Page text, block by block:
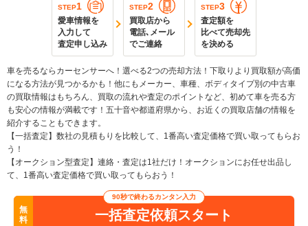
STEP1
愛車情報を
入力して
査定申し込み
STEP2
買取店から
電話､メール
でご連絡
STEP3
査定額を
比べて売却先
を決める
車を売るならカーセンサーへ！選べる2つの売却方法！下取りより買取額が高価
になる方法が見つかるかも！他にもメーカー、車種、ボディタイプ別の中古車
の買取情報はもちろん、買取の流れや査定のポイントなど、初めて車を売る方
も安心の情報が満載です！五十音や都道府県から、お近くの買取店舗の情報を
紹介することもできます。
【一括査定】数社の見積もりを比較して、1番高い査定価格で買い取ってもらお
う！
【オークション型査定】連絡・査定は1社だけ！オークションにお任せ出品し
て、1番高い査定価格で買い取ってもらおう！
無
料
90秒で終わるカンタン入力
一括査定依頼スタート